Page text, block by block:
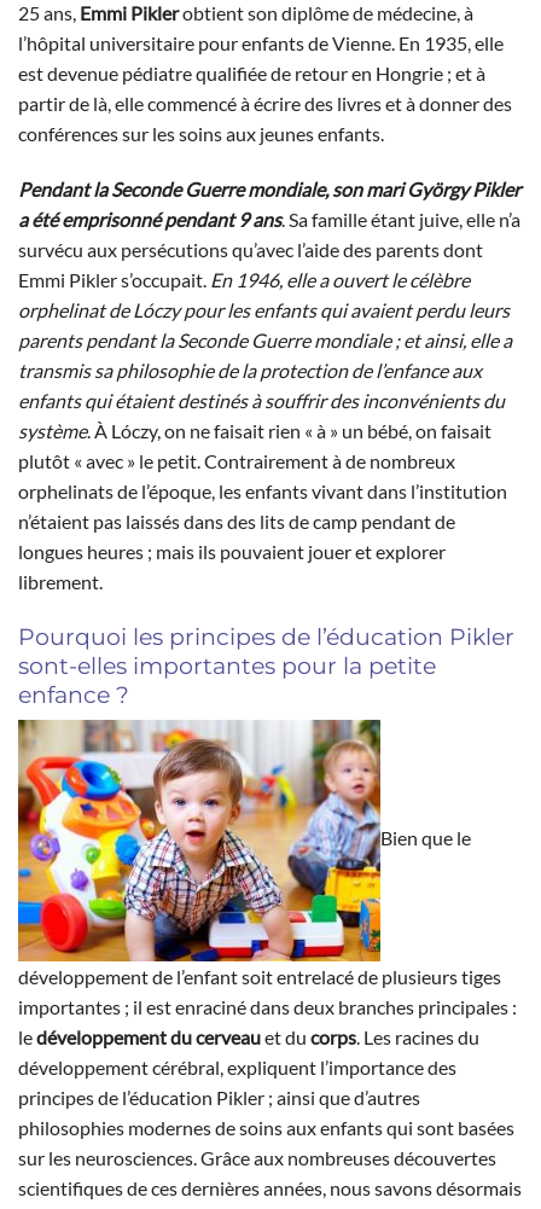
25 ans, Emmi Piklerobtient son diplôme de médecine, à
l’hôpital universitaire pour enfants de Vienne. En 1935, elle
est devenue pédiatre qualifiée de retour en Hongrie ; et à
partir de là, elle commencé à écrire des livres et à donner des
conférences sur les soins aux jeunes enfants.
Pendant la Seconde Guerre mondiale, son mari György Pikler
a été emprisonné pendant 9 ans. Sa famille étant juive, elle n’a
survécu aux persécutions qu’avec l’aide des parents dont
Emmi Pikler s’occupait. En 1946, elle a ouvert le célèbre
orphelinat de Lóczy pour les enfants qui avaient perdu leurs
parents pendant la Seconde Guerre mondiale ; et ainsi, elle a
transmis sa philosophie de la protection de l’enfance aux
enfants qui étaient destinés à souffrir des inconvénients du
système. À Lóczy, on ne faisait rien « à » un bébé, on faisait
plutôt « avec » le petit. Contrairement à de nombreux
orphelinats de l’époque, les enfants vivant dans l’institution
n’étaient pas laissés dans des lits de camp pendant de
longues heures ; mais ils pouvaient jouer et explorer
librement.
Pourquoi les principes de l’éducation Pikler
sont-elles importantes pour la petite
enfance ?
Bien que le
développement de l’enfant soit entrelacé de plusieurs tiges
importantes ; il est enraciné dans deux branches principales :
ledéveloppement du cerveauet du corps. Les racines du
développement cérébral, expliquent l’importance des
principes de l’éducation Pikler ; ainsi que d’autres
philosophies modernes de soins aux enfants qui sont basées
sur les neurosciences. Grâce aux nombreuses découvertes
scientifiques de ces dernières années, nous savons désormais